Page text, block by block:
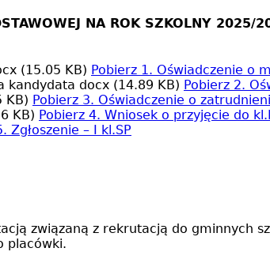
NA ROK SZKOLNY 2025/
(15.05 KB) Pobierz 1. Oświadczenie o
kandydata docx (14.89 KB) Pobierz 2.
KB) Pobierz 3. Oświadczenie o
KB) Pobierz 4. Wniosek o przyjęcie do
Zgłoszenie – I kl.SP
związaną z rekrutacją do gminnych
placówki.